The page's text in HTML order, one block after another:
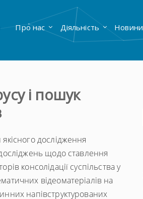
Про нас Діяльність Новини
і пошук
дослідження
щодо ставлення
консолідації суспільства у
відеоматеріалів на
напівструктурованих